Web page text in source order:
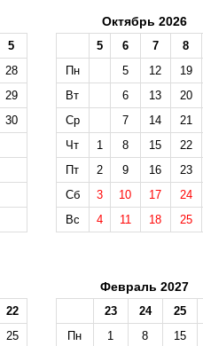
5
28
29
30
Октябрь 2026
5 6 7
8
Пн
5 12
19
Вт
6 13
20
Ср
7 14
21
Чт
1 8 15
22
Пт
2 9 16
23
Сб
3 10 17
24
Вс
4 11 18 25
22
25
Февраль 2027
23 24
25
Пн
1 8
15